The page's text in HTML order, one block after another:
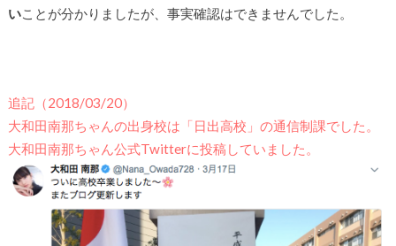
いことが分かりましたが、事実確認はできませんでした。
追記（2018/03/20）
大和田南那ちゃんの出身校は「日出高校」の通信制課でした。
大和田南那ちゃん公式Twitterに投稿していました。